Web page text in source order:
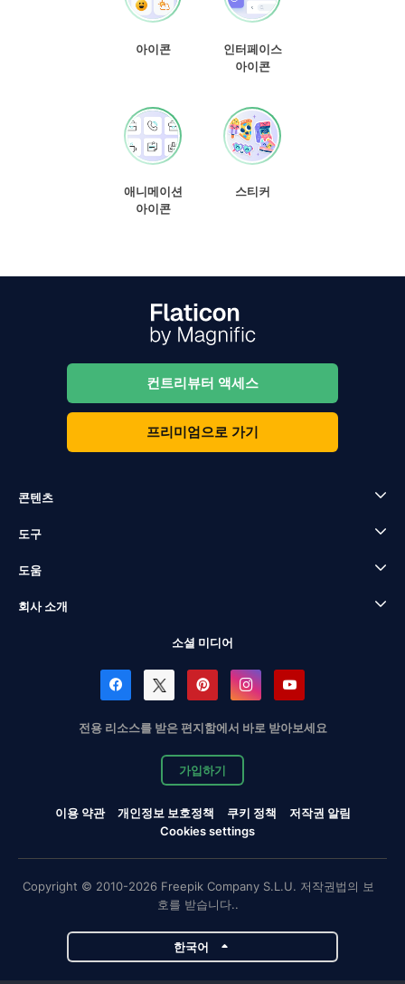
아이콘
인터페이스
아이콘
애니메이션
아이콘
스티커
컨트리뷰터 액세스
프리미엄으로 가기
콘텐츠
도구
도움
회사 소개
소셜 미디어
전용 리소스를 받은 편지함에서 바로 받아보세요
가입하기
이용 약관 개인정보 보호정책 쿠키 정책
저작권 알림
Cookies settings
Copyright © 2010-2026 Freepik Company S.L.U. 저작권법의 보
호를 받습니다..
한국어